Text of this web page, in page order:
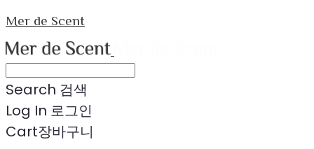
Mer de Scent
Search 검색
Log In 로그인
Cart장바구니